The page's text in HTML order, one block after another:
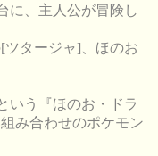
に、主人公が冒険し
タージャ]、ほのお
いう『ほのお・ドラ
み合わせのポケモン